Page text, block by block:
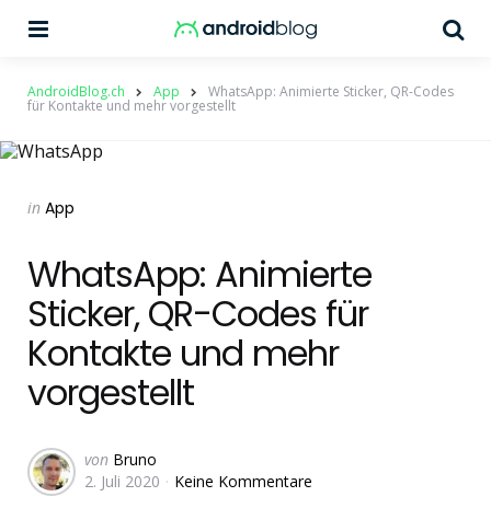
AndroidBlog.ch App WhatsApp: Animierte Sticker, QR-Codes
für Kontakte und mehr vorgestellt
Categories
Posted
in App
WhatsApp: Animierte
Sticker, QR-Codes für
Kontakte und mehr
vorgestellt
Geschrieben
von
von Bruno
2. Juli 2020
Keine Kommentare